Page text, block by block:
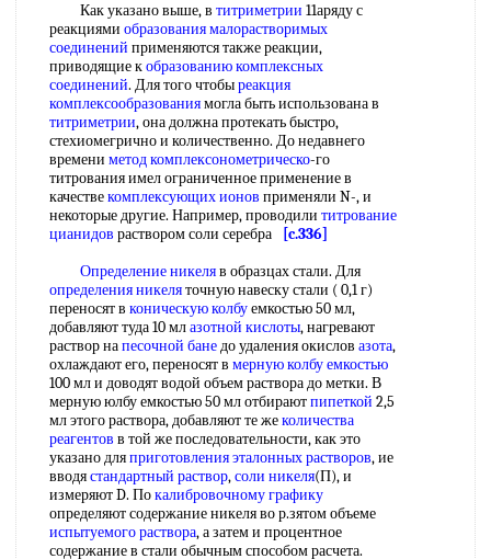
Как указано выше, в титриметрии 11аряду с
реакциями образования малорастворимых
соединений применяются также реакции,
приводящие кобразованию комплексных
соединений. Для того чтобыреакция
комплексообразованиямогла быть использована в
титриметрии, она должна протекать быстро,
стехиомегрично и количественно. До недавнего
времени метод комплексонометрическо-го
титрования имел ограниченное применение в
качествекомплексующих ионов применяли N-, и
некоторые другие. Например, проводили титрование
цианидов раствором соли серебра
[c.336]
Определение никеляв образцах стали. Для
определения никеляточную навеску стали ( 0,1 г)
переносят в коническую колбуемкостью 50 мл,
добавляют туда 10 млазотной кислоты, нагревают
раствор напесочной банедо удаления окислов азота,
охлаждают его, переносят в мерную колбу емкостью
100 мл и доводят водой объем раствора до метки. В
мерную юлбу емкостью 50 мл отбираютпипеткой 2,5
мл этого раствора, добавляют те жеколичества
реагентов в той же последовательности, как это
указано дляприготовления эталонных растворов, ие
вводястандартный раствор,соли никеля(П), и
измеряют D. Покалибровочному графику
определяют содержание никеля во р.зятом объеме
испытуемого раствора, а затем и процентное
содержание в стали обычным способом расчета.